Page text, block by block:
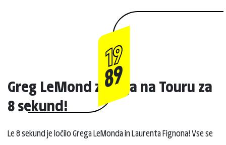
19
89
Greg LeMond zmaga na Touru za
8 sekund!
Le 8 sekund je ločilo Grega LeMonda in Laurenta Fignona! Vse se